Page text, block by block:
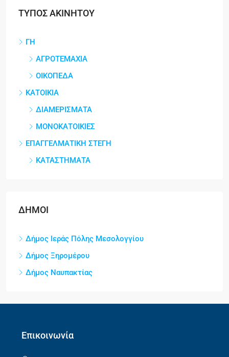
ΤΥΠΟΣ ΑΚΙΝΗΤΟΥ
ΓΗ
ΑΓΡΟΤΕΜΑΧΙΑ
ΟΙΚΟΠΕΔΑ
ΚΑΤΟΙΚΙΑ
ΔΙΑΜΕΡΙΣΜΑΤΑ
ΜΟΝΟΚΑΤΟΙΚΙΕΣ
ΕΠΑΓΓΕΛΜΑΤΙΚΗ ΣΤΕΓΗ
ΚΑΤΑΣΤΗΜΑΤΑ
ΔΗΜΟΙ
Δήμος Ιεράς Πόλης Μεσολογγίου
Δήμος Ξηρομέρου
Δήμος Ναυπακτίας
Επικοινωνία